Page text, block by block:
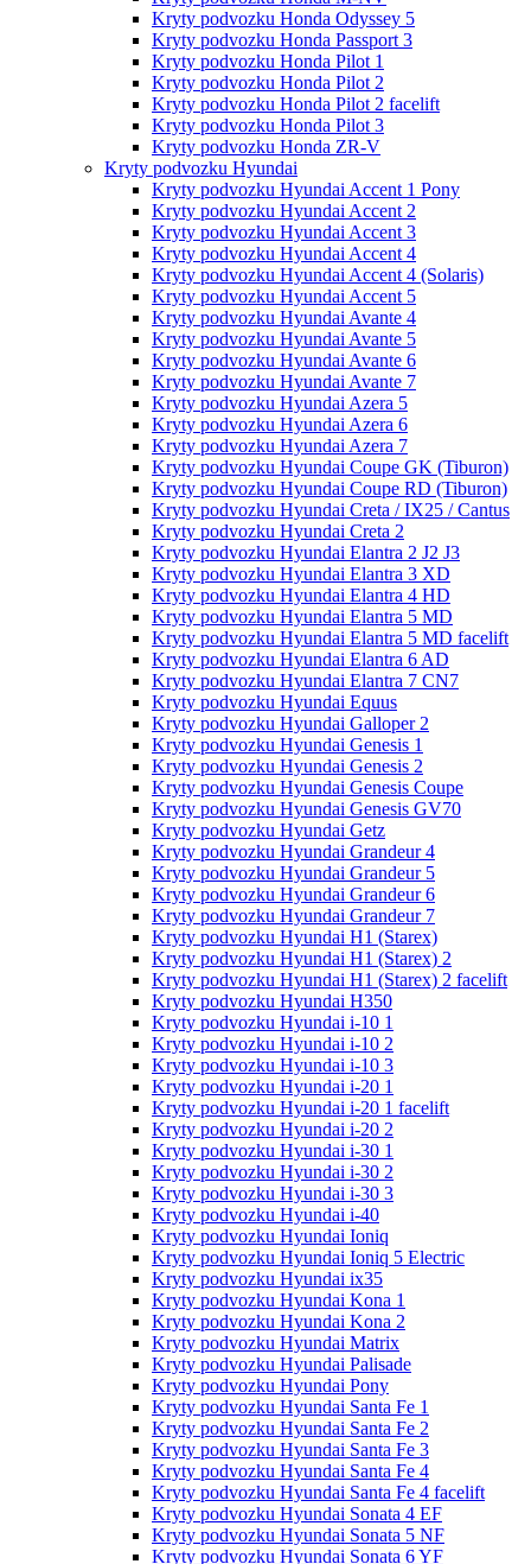
Kryty podvozku Honda Odyssey 5
Kryty podvozku Honda Passport 3
Kryty podvozku Honda Pilot 1
Kryty podvozku Honda Pilot 2
Kryty podvozku Honda Pilot 2 facelift
Kryty podvozku Honda Pilot 3
Kryty podvozku Honda ZR-V
Kryty podvozku Hyundai
Kryty podvozku Hyundai Accent 1 Pony
Kryty podvozku Hyundai Accent 2
Kryty podvozku Hyundai Accent 3
Kryty podvozku Hyundai Accent 4
Kryty podvozku Hyundai Accent 4 (Solaris)
Kryty podvozku Hyundai Accent 5
Kryty podvozku Hyundai Avante 4
Kryty podvozku Hyundai Avante 5
Kryty podvozku Hyundai Avante 6
Kryty podvozku Hyundai Avante 7
Kryty podvozku Hyundai Azera 5
Kryty podvozku Hyundai Azera 6
Kryty podvozku Hyundai Azera 7
Kryty podvozku Hyundai Coupe GK (Tiburon)
Kryty podvozku Hyundai Coupe RD (Tiburon)
Kryty podvozku Hyundai Creta / IX25 / Cantus
Kryty podvozku Hyundai Creta 2
Kryty podvozku Hyundai Elantra 2 J2 J3
Kryty podvozku Hyundai Elantra 3 XD
Kryty podvozku Hyundai Elantra 4 HD
Kryty podvozku Hyundai Elantra 5 MD
Kryty podvozku Hyundai Elantra 5 MD facelift
Kryty podvozku Hyundai Elantra 6 AD
Kryty podvozku Hyundai Elantra 7 CN7
Kryty podvozku Hyundai Equus
Kryty podvozku Hyundai Galloper 2
Kryty podvozku Hyundai Genesis 1
Kryty podvozku Hyundai Genesis 2
Kryty podvozku Hyundai Genesis Coupe
Kryty podvozku Hyundai Genesis GV70
Kryty podvozku Hyundai Getz
Kryty podvozku Hyundai Grandeur 4
Kryty podvozku Hyundai Grandeur 5
Kryty podvozku Hyundai Grandeur 6
Kryty podvozku Hyundai Grandeur 7
Kryty podvozku Hyundai H1 (Starex)
Kryty podvozku Hyundai H1 (Starex) 2
Kryty podvozku Hyundai H1 (Starex) 2 facelift
Kryty podvozku Hyundai H350
Kryty podvozku Hyundai i-10 1
Kryty podvozku Hyundai i-10 2
Kryty podvozku Hyundai i-10 3
Kryty podvozku Hyundai i-20 1
Kryty podvozku Hyundai i-20 1 facelift
Kryty podvozku Hyundai i-20 2
Kryty podvozku Hyundai i-30 1
Kryty podvozku Hyundai i-30 2
Kryty podvozku Hyundai i-30 3
Kryty podvozku Hyundai i-40
Kryty podvozku Hyundai Ioniq
Kryty podvozku Hyundai Ioniq 5 Electric
Kryty podvozku Hyundai ix35
Kryty podvozku Hyundai Kona 1
Kryty podvozku Hyundai Kona 2
Kryty podvozku Hyundai Matrix
Kryty podvozku Hyundai Palisade
Kryty podvozku Hyundai Pony
Kryty podvozku Hyundai Santa Fe 1
Kryty podvozku Hyundai Santa Fe 2
Kryty podvozku Hyundai Santa Fe 3
Kryty podvozku Hyundai Santa Fe 4
Kryty podvozku Hyundai Santa Fe 4 facelift
Kryty podvozku Hyundai Sonata 4 EF
Kryty podvozku Hyundai Sonata 5 NF
Kryty podvozku Hyundai Sonata 6 YF